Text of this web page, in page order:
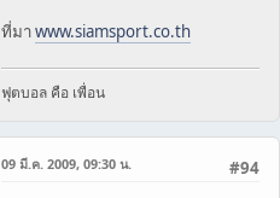
ที่มาwww.siamsport.co.th
ฟุตบอล คือ เพื่อน
#94
09 มี.ค. 2009, 09:30 น.